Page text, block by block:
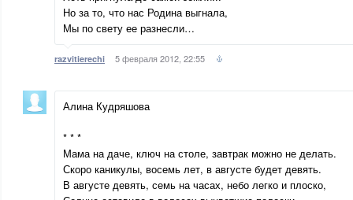
Но за то, что нас Родина выгнала,
Мы по свету ее разнесли…
razvitierechi 5 февраля 2012, 22:55
Алина Кудряшова
* * *
Мама на даче, ключ на столе, завтрак можно не делать.
Скоро каникулы, восемь лет, в августе будет девять.
В августе девять, семь на часах, небо легко и плоско,